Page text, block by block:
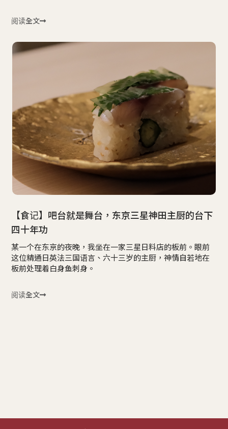
阅读全文
【食记】吧台就是舞台，东京三星神田主厨的台下
四十年功
某一个在东京的夜晚，我坐在一家三星日料店的板前。眼前
这位精通日英法三国语言、六十三岁的主厨，神情自若地在
板前处理着白身鱼刺身。
阅读全文